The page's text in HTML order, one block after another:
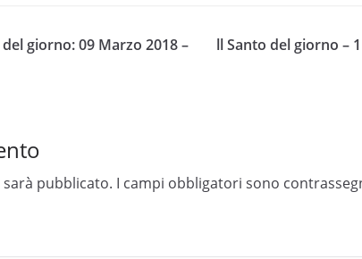
giorno: 09 Marzo 2018 –
ll Santo del giorno –
pubblicato. I campi obbligatori sono